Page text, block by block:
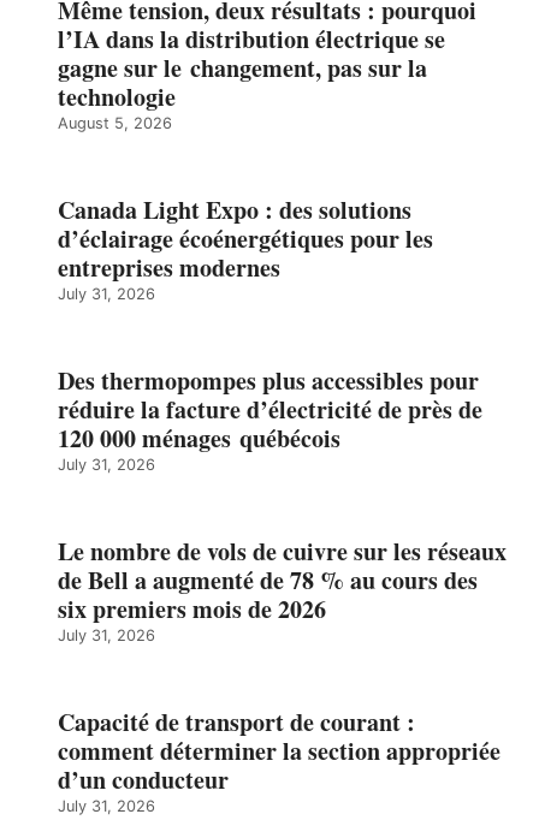
Même tension, deux résultats : pourquoi
l’IA dans la distribution électrique se
gagne sur le changement, pas sur la
technologie
August 5, 2026
Canada Light Expo : des solutions
d’éclairage écoénergétiques pour les
entreprises modernes
July 31, 2026
Des thermopompes plus accessibles pour
réduire la facture d’électricité de près de
120 000 ménages québécois
July 31, 2026
Le nombre de vols de cuivre sur les réseaux
de Bell a augmenté de 78 % au cours des
six premiers mois de 2026
July 31, 2026
Capacité de transport de courant :
comment déterminer la section appropriée
d’un conducteur
July 31, 2026